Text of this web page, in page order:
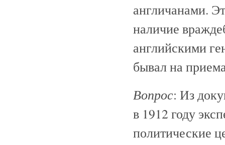
англичанами.
наличие
английскими
бывал на
Вопрос: Из
в 1912 году
политические